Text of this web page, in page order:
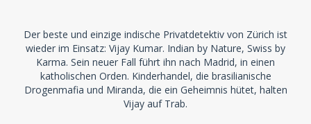
Der beste und einzige indische Privatdetektiv von Zürich ist
wieder im Einsatz: Vijay Kumar. Indian by Nature, Swiss by
Karma. Sein neuer Fall führt ihn nach Madrid, in einen
katholischen Orden. Kinderhandel, die brasilianische
Drogenmafia und Miranda, die ein Geheimnis hütet, halten
Vijay auf Trab.